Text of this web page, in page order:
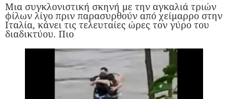
Μια συγκλονιστική σκηνή με την αγκαλιά τριών
φίλων λίγο πριν παρασυρθούν από χείμαρρο στην
Ιταλία, κάνει τις τελευταίες ώρες τον γύρο του
διαδικτύου. Πιο